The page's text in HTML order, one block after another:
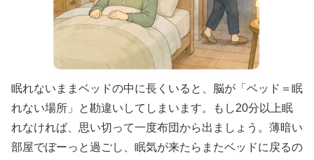
眠れないままベッドの中に長くいると、脳が「ベッド＝眠
れない場所」と勘違いしてしまいます。もし20分以上眠
れなければ、思い切って一度布団から出ましょう。薄暗い
部屋でぼーっと過ごし、眠気が来たらまたベッドに戻るの